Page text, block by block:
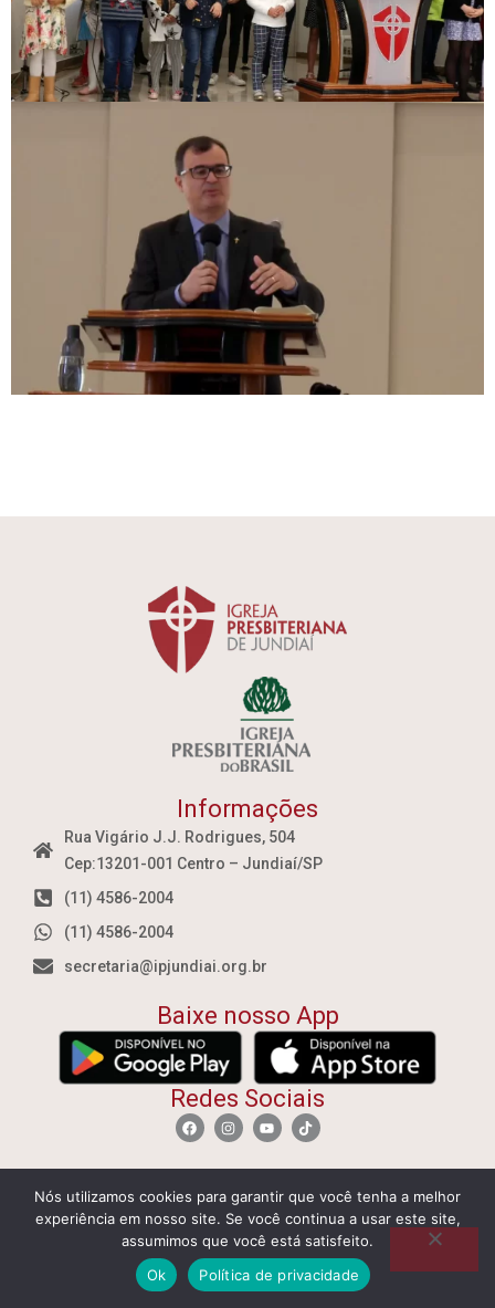
Informações
Rua Vigário J.J. Rodrigues, 504
Cep:13201-001 Centro – Jundiaí/SP
(11) 4586-2004
(11) 4586-2004
secretaria@ipjundiai.org.br
Baixe nosso App
Redes Sociais
Igreja Presbiteriana de Jundiaí
Banco Itaú
Conta corrente:19940-1
Nós utilizamos cookies para garantir que você tenha a melhor
experiência em nosso site. Se você continua a usar este site,
assumimos que você está satisfeito.
Ok
Política de privacidade